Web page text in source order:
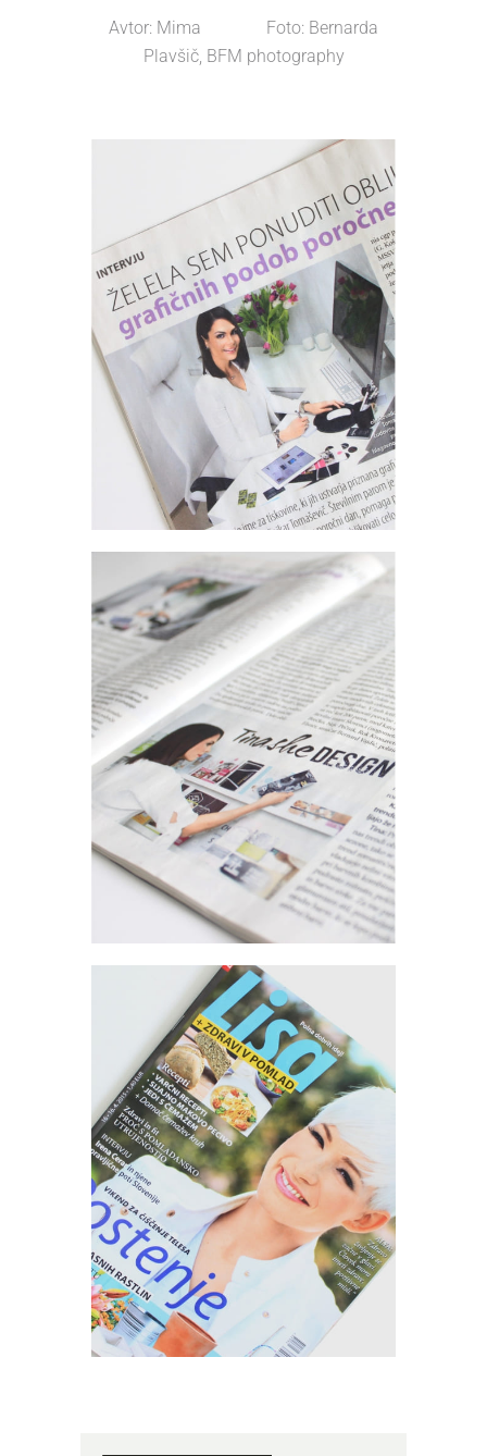
Avtor: Mima Foto: Bernarda
Plavšič, BFM photography